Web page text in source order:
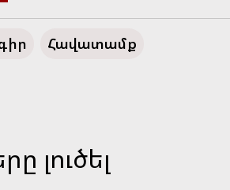
Հավատամք
լուծել